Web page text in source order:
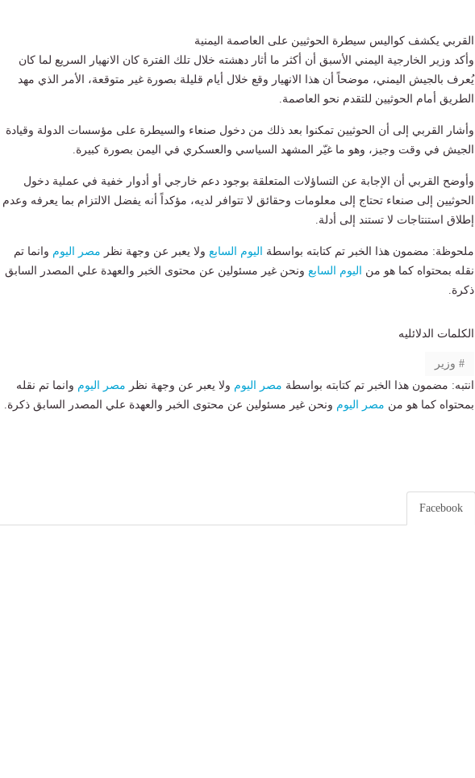
القربي يكشف كواليس سيطرة الحوثيين على العاصمة اليمنية
وأكد وزير الخارجية اليمني الأسبق أن أكثر ما أثار دهشته خلال تلك الفترة كان الانهيار السريع لما كان
يُعرف بالجيش اليمني، موضحاً أن هذا الانهيار وقع خلال أيام قليلة بصورة غير متوقعة، الأمر الذي مهد
الطريق أمام الحوثيين للتقدم نحو العاصمة.
وأشار القربي إلى أن الحوثيين تمكنوا بعد ذلك من دخول صنعاء والسيطرة على مؤسسات الدولة وقيادة
الجيش في وقت وجيز، وهو ما غيّر المشهد السياسي والعسكري في اليمن بصورة كبيرة.
وأوضح القربي أن الإجابة عن التساؤلات المتعلقة بوجود دعم خارجي أو أدوار خفية في عملية دخول
الحوثيين إلى صنعاء تحتاج إلى معلومات وحقائق لا تتوافر لديه، مؤكداً أنه يفضل الالتزام بما يعرفه وعدم
إطلاق استنتاجات لا تستند إلى أدلة.
ملحوظة: مضمون هذا الخبر تم كتابته بواسطة اليوم السابع ولا يعبر عن وجهة نظر مصر اليوم وانما تم
نقله بمحتواه كما هو من
اليوم السابع ونحن غير مسئولين عن محتوى الخبر والعهدة علي المصدر السابق
ذكرة.
الكلمات الدلائليه
وزير
انتبه: مضمون هذا الخبر تم كتابته بواسطة مصر اليوم ولا يعبر عن وجهة نظر مصر اليوم وانما تم نقله
بمحتواه كما هو من مصر اليوم ونحن غير مسئولين عن محتوى الخبر والعهدة علي المصدر السابق ذكرة.
Facebook